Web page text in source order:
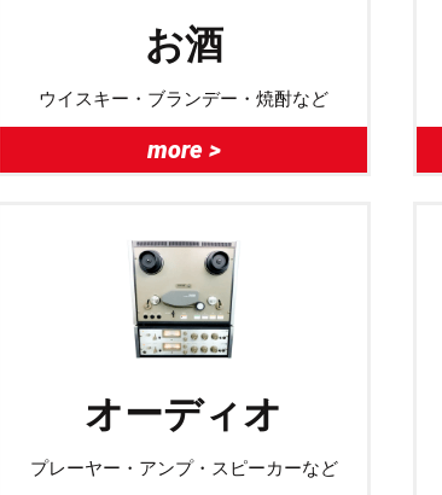
お酒
ウイスキー・ブランデー・焼酎など
more >
オーディオ
プレーヤー・アンプ・スピーカーなど